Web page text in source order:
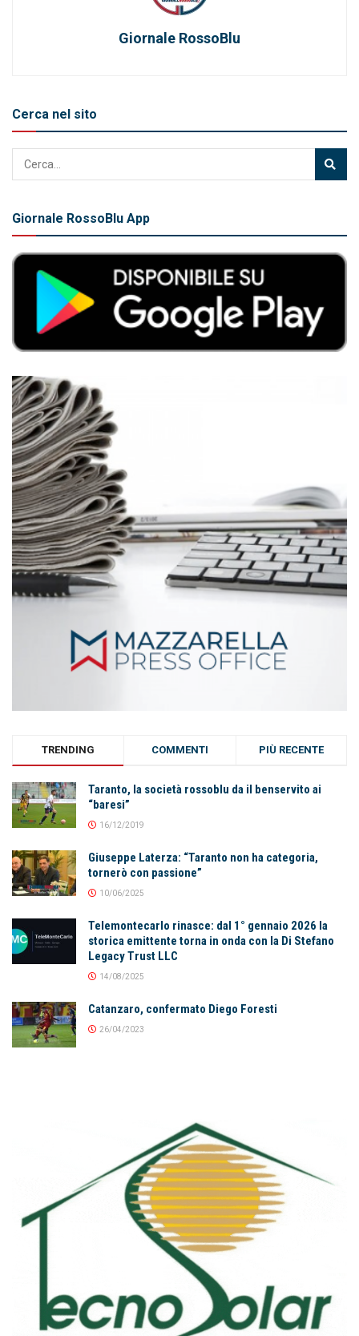
Giornale RossoBlu
Cerca nel sito
Giornale RossoBlu App
TRENDING COMMENTI PIÙ RECENTE
Taranto, la società rossoblu da il benservito ai
“baresi”
16/12/2019
Giuseppe Laterza: “Taranto non ha categoria,
tornerò con passione”
10/06/2025
Telemontecarlo rinasce: dal 1° gennaio 2026 la
storica emittente torna in onda con la Di Stefano
Legacy Trust LLC
14/08/2025
Catanzaro, confermato Diego Foresti
26/04/2023